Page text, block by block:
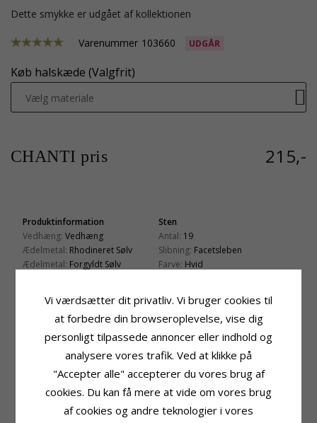
Dette smykke er udgået af kollektionen
Varenummer 103660 UDGÅR
Køb halskæde (Valgfrit)
Vælg materiale
CHANTI pris 215,-
Produktinformation
Vedhæng: Vedhæng
Ædelmetal: Rhodineret Sølv
Ædelmetal: Forgyldt Sølv
Sten
Antal: 19
Slibning: Facetsleben
Farve: Hvid
Fatning
18,5 mm
Bredde:10,7 mm
2,8 mm
Leveringstid
Leveringstid:2-3 Hverdage
KUNDER DER HAR KØBT DENNE HAR
OGSÁ KØBT
Vi værdsætter dit privatliv. Vi bruger cookies til
at forbedre din browseroplevelse, vise dig
personligt tilpassede annoncer eller indhold og
analysere vores trafik. Ved at klikke på
"Accepter alle" accepterer du vores brug af
cookies. Du kan få mere at vide om vores brug
af cookies og andre teknologier i vores